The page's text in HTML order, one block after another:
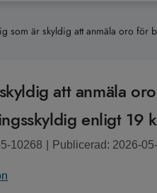
som är skyldig att anmäla oro för
att anmäla
enligt 19
10268 Publicerad: 2026-